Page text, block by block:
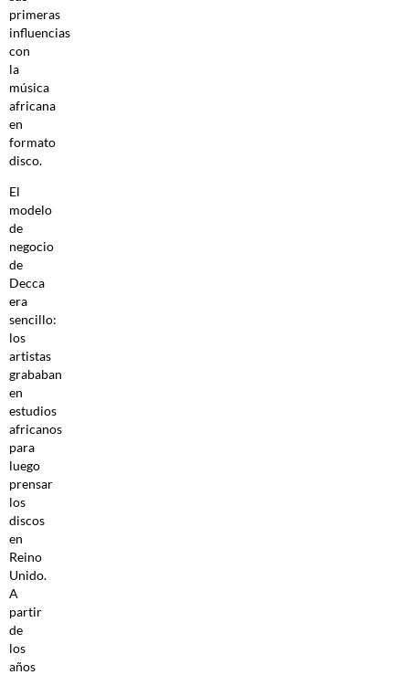
primeras
influencias
con
la
música
africana
en
formato
disco.
El
modelo
de
negocio
de
Decca
era
sencillo:
los
artistas
grababan
en
estudios
africanos
para
luego
prensar
los
discos
en
Reino
Unido.
A
partir
de
los
años